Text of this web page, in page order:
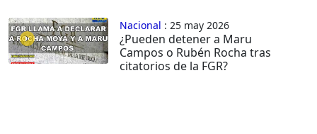
Nacional : 25 may 2026
¿Pueden detener a Maru
Campos o Rubén Rocha tras
citatorios de la FGR?